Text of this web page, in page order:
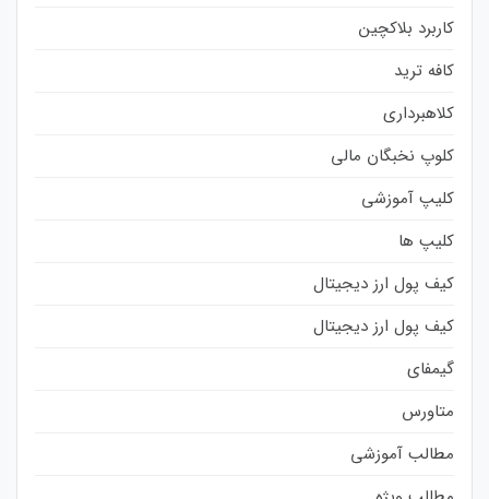
کاربرد بلاکچین
کافه ترید
کلاهبرداری
کلوپ نخبگان مالی
کلیپ آموزشی
کلیپ ها
کیف پول ارز دیجیتال
کیف پول ارز دیجیتال
گیمفای
متاورس
مطالب آموزشی